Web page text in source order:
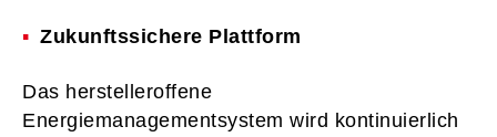
Zukunftssichere Plattform
Das herstelleroffene
Energiemanagementsystem wird kontinuierlich